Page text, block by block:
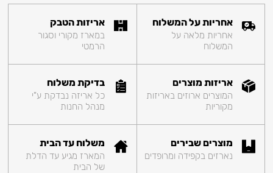
אחריות על המשלוח
אחריות מלאה על
המשלוח
אריזות הטבק
במארז מקורי וסגור
הרמטי
אריזות מוצרים
המוצרים ארוזים באריזות
מקוריות
בדיקת משלוח
כל אריזה נבדקת ע"י
מנהל החנות
מוצרים שבירים
נארזים בקפידה ומרופדים
משלוח עד הבית
המארז מגיע עד הדלת
של הבית